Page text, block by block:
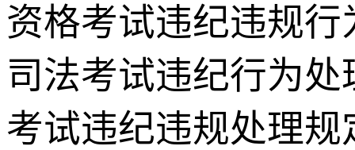
资格考试违纪违规
司法考试违纪行为
考试违纪违规处理